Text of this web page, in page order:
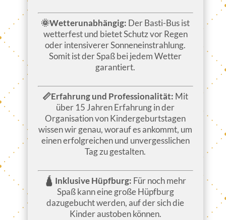
🌞Wetterunabhängig: Der Basti-Bus ist
wetterfest und bietet Schutz vor Regen
oder intensiverer Sonneneinstrahlung.
Somit ist der Spaß bei jedem Wetter
garantiert.
📏Erfahrung und Professionalität: Mit
über 15 Jahren Erfahrung in der
Organisation von Kindergeburtstagen
wissen wir genau, worauf es ankommt, um
einen erfolgreichen und unvergesslichen
Tag zu gestalten.
🛕 Inklusive Hüpfburg: Für noch mehr
Spaß kann eine große Hüpfburg
dazugebucht werden, auf der sich die
Kinder austoben können.